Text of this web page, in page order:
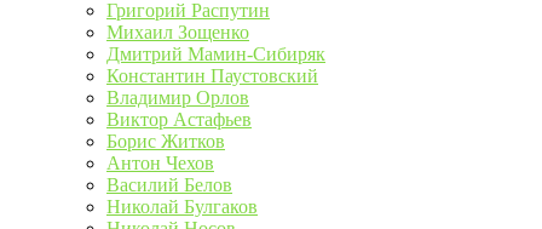
Григорий Распутин
Михаил Зощенко
Дмитрий Мамин-Сибиряк
Константин Паустовский
Владимир Орлов
Виктор Астафьев
Борис Житков
Антон Чехов
Василий Белов
Николай Булгаков